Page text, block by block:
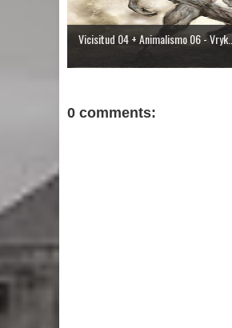
Vicisitud 04 + Animalismo 06 - Vryk...
0 comments: